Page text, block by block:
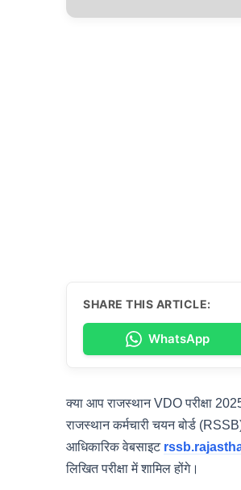
SHARE THIS ARTICLE:
WhatsApp
क्या आप राजस्थान VDO परीक्षा
राजस्थान कर्मचारी चयन बोर्ड
आधिकारिक वेबसाइट
लिखित परीक्षा में शामिल होंगे।